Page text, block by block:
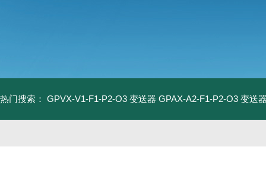
热门搜索： GPVX-V1-F1-P2-O3 变送器 GPAX-A2-F1-P2-O3 变送